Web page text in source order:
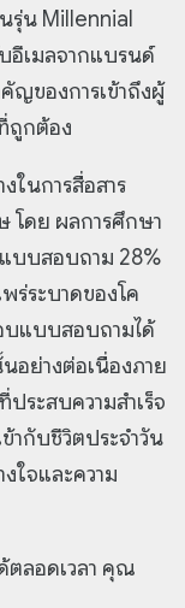
รุ่น Millennial
อีเมลจากแบรนด์
ญของการเข้าถึงผู้
ถูกต้อง
ในการสื่อสาร
โดย ผลการศึกษา
บบสอบถาม 28%
ร่ระบาดของโค
บแบบสอบถามได้
อย่างต่อเนื่องภาย
ระสบความสำเร็จ
ากับชีวิตประจำวัน
ใจและความ
ตลอดเวลา คุณ